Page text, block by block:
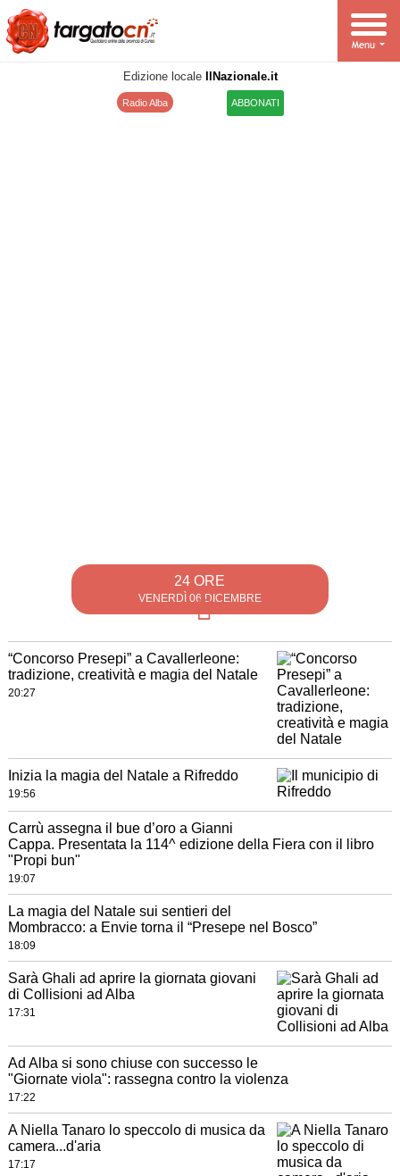
Edizione locale IlNazionale.it
Radio Alba ABBONATI
24 ORE
VENERDÌ 06 DICEMBRE
“Concorso Presepi” a Cavallerleone:
tradizione, creatività e magia del Natale
20:27
Inizia la magia del Natale a Rifreddo
19:56
Carrù assegna il bue d’oro a Gianni
Cappa. Presentata la 114^ edizione della Fiera con il libro
"Propi bun"
19:07
La magia del Natale sui sentieri del
Mombracco: a Envie torna il “Presepe nel Bosco”
18:09
Sarà Ghali ad aprire la giornata giovani
di Collisioni ad Alba
17:31
Ad Alba si sono chiuse con successo le
"Giornate viola": rassegna contro la violenza
17:22
A Niella Tanaro lo speccolo di musica da
camera...d'aria
17:17